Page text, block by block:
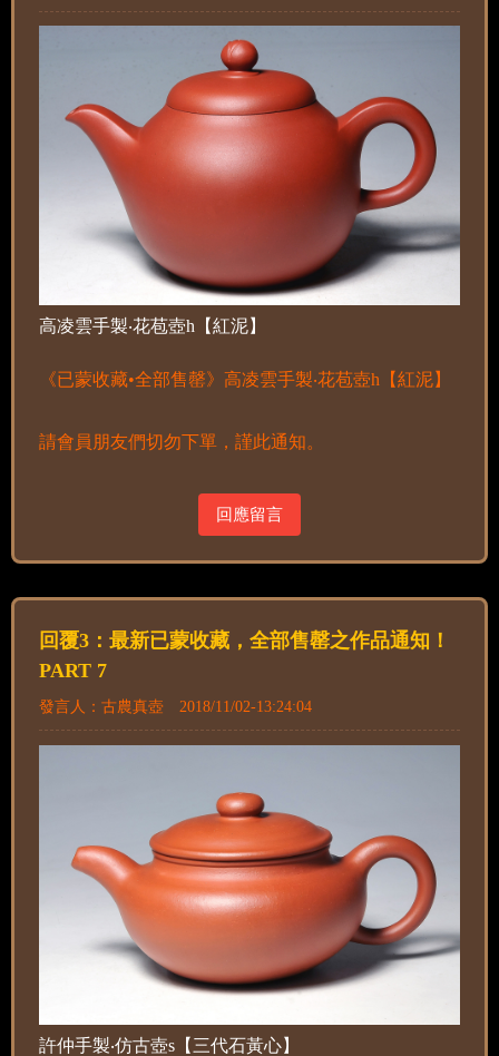
高凌雲手製‧花苞壺h【紅泥】
《已蒙收藏•全部售罄》高凌雲手製‧花苞壺h【紅泥】
請會員朋友們切勿下單，謹此通知。
回應留言
回覆3：最新已蒙收藏，全部售罄之作品通知！
PART 7
發言人：古農真壺 2018/11/02-13:24:04
許仲手製‧仿古壺s【三代石黃心】